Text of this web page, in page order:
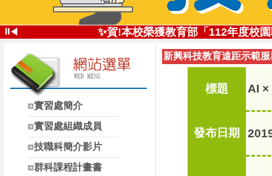
⏸◀
✨投高技職尚勇!✨113學年全國
✨賀!本校榮獲教育部「112年度校
投高技職讚!113年南投高中
✨五星好評 投高技職✨112學年全
自造實驗室受
實習處簡介
實習處組織成員
技職科簡介影片
群科課程計畫書
新興科技教育遠距示範
標題 AI ×
發布日期